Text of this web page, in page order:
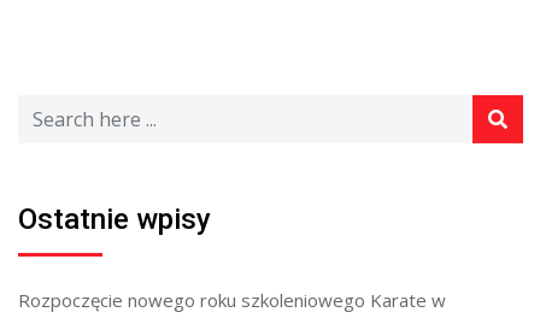
Ostatnie wpisy
Rozpoczęcie nowego roku szkoleniowego Karate w